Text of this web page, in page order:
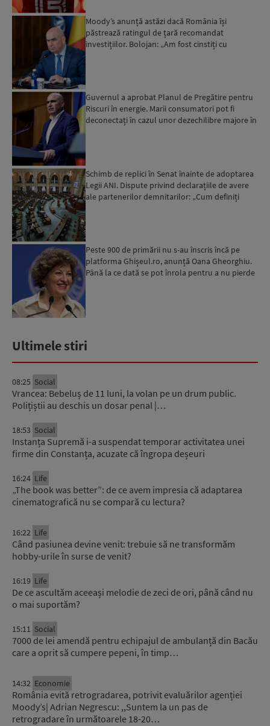
Moody’s anunță astăzi dacă România își
păstrează ratingul de țară recomandat
investițiilor. Bolojan: „Am fost cinstiți cu
Guvernul a aprobat Planul de Pregătire pentru
Riscuri în energie. Marii consumatori pot fi
deconectați în cazul unor dezechilibre majore în
Schimb de replici în Senat înainte de adoptarea
Legii ANI. Dispute privind declarațiile de avere
ale partenerilor demnitarilor: „Cum definiți
Peste 900 de primării nu s-au înscris încă pe
platforma Ghișeul.ro, anunță Oana Gheorghiu.
Până la ce dată se pot înrola pentru a nu pierde
Ultimele stiri
08:25 Social
Vrancea: Bebeluș de 11 luni, la volan pe un drum public.
Polițiștii au deschis un dosar penal |…
18:53 Social
Instanța Supremă i-a suspendat temporar activitatea unei
firme din Constanța, acuzate că îngropa deșeuri
16:24 Life
„The book was better”: de ce avem impresia că adaptarea
cinematografică nu se compară cu lectura?
16:22 Life
Când pasiunea devine venit: trebuie să ne transformăm
hobby-urile în surse de venit?
16:19 Life
De ce ascultăm aceeași melodie de zeci de ori, până când nu
o mai suportăm?
15:11 Social
7000 de lei amendă pentru echipajul de ambulanță din Bacău
care a oprit să cumpere pepeni, în timp…
14:32 Economie
România evită retrogradarea, potrivit evaluărilor agenției
Moody’s| Adrian Negrescu: ,,Suntem la un pas de
retrogradare în următoarele 18-20…